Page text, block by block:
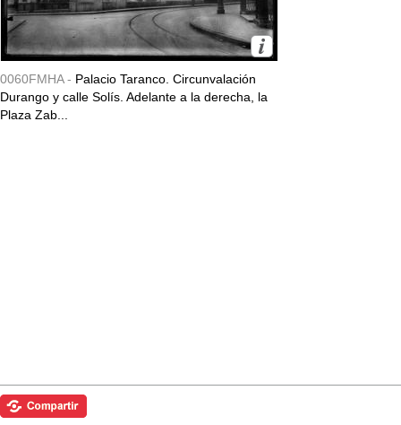
0060FMHA - Palacio Taranco. Circunvalación
Durango y calle Solís. Adelante a la derecha, la
Plaza Zab...